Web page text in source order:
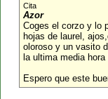
Cita
Azor
Coges el corzo y lo
hojas de laurel,
oloroso y un vasito
la ultima media
Espero que este